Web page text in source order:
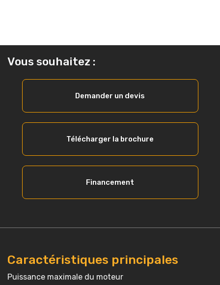
Vous souhaitez :
Demander un devis
Télécharger la brochure
Financement
Caractéristiques principales
Puissance maximale du moteur